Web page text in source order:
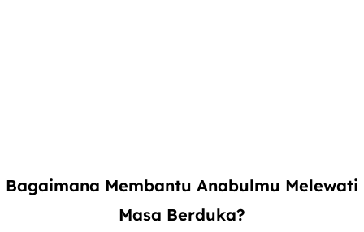
Bagaimana Membantu Anabulmu Melewati
Masa Berduka?